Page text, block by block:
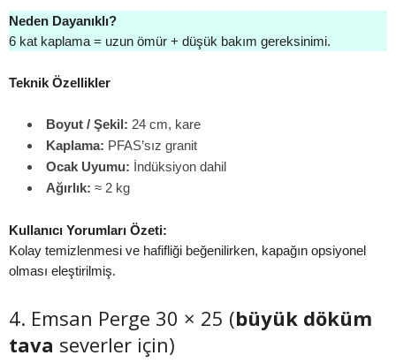
Neden Dayanıklı?
6 kat kaplama = uzun ömür + düşük bakım gereksinimi.
Teknik Özellikler
Boyut / Şekil: 24 cm, kare
Kaplama: PFAS’sız granit
Ocak Uyumu: İndüksiyon dahil
Ağırlık: ≈ 2 kg
Kullanıcı Yorumları Özeti:
Kolay temizlenmesi ve hafifliği beğenilirken, kapağın opsiyonel
olması eleştirilmiş.
4. Emsan Perge 30 × 25 (büyük döküm
tava severler için)